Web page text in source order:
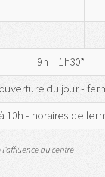
9h – 1h30*
du jour -
10h - horaires de
du centre